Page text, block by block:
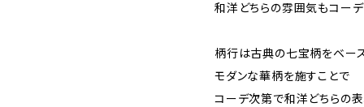
和洋どちらの雰囲気もコー
柄行は古典の七宝柄をベー
モダンな華柄を施すことで
コーデ次第で和洋どちらの